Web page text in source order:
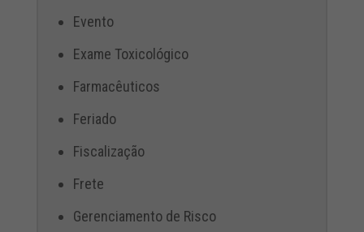
Evento
Exame Toxicológico
Farmacêuticos
Feriado
Fiscalização
Frete
Gerenciamento de Risco